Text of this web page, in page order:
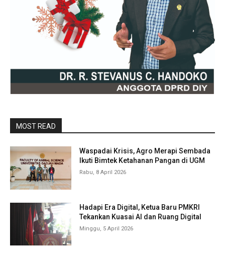
MOST READ
Waspadai Krisis, Agro Merapi Sembada
Ikuti Bimtek Ketahanan Pangan di UGM
Rabu, 8 April 2026
Hadapi Era Digital, Ketua Baru PMKRI
Tekankan Kuasai AI dan Ruang Digital
Minggu, 5 April 2026